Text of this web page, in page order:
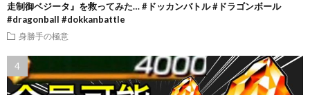
走制御ベジータ』を救ってみた… #ドッカンバトル #ドラゴンボール
#dragonball #dokkanbattle
身勝手の極意